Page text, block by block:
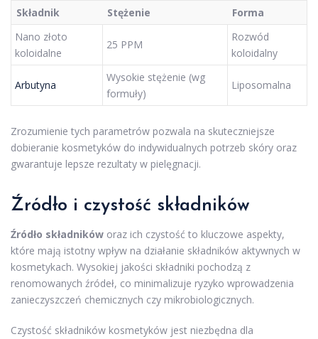
Składnik Stężenie
Forma
Nano złoto
koloidalne
25 PPM
Rozwód
koloidalny
Arbutyna
Wysokie stężenie (wg
formuły)
Liposomalna
Zrozumienie tych parametrów pozwala na skuteczniejsze
dobieranie kosmetyków do indywidualnych potrzeb skóry oraz
gwarantuje lepsze rezultaty w pielęgnacji.
Źródło i czystość składników
Źródło składników oraz ich czystość to kluczowe aspekty,
które mają istotny wpływ na działanie składników aktywnych w
kosmetykach. Wysokiej jakości składniki pochodzą z
renomowanych źródeł, co minimalizuje ryzyko wprowadzenia
zanieczyszczeń chemicznych czy mikrobiologicznych.
Czystość składników kosmetyków jest niezbędna dla